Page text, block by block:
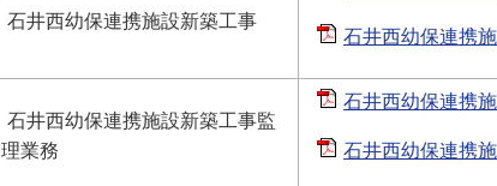
石井西幼保連携施設新築工事
石井西幼保連携
石井西幼保連携施設新築工事監
理業務
石井西幼保連携
石井西幼保連携